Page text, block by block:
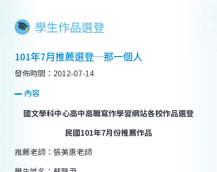
學生作品選登
101年7月推薦選登─那一個人
發佈時間：2012-07-14
內容
國文學科中心高中高職寫作學習網站各校作品選登
民國101年7月份推薦作品
推薦老師： 張美惠老師